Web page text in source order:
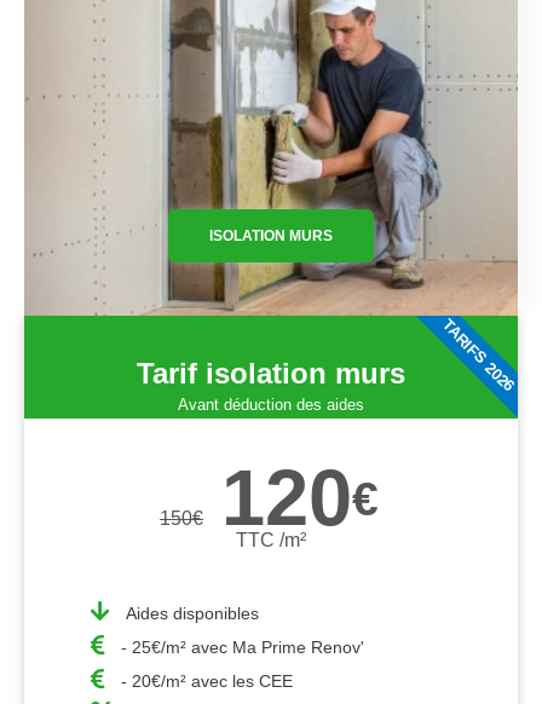
ISOLATION MURS
Tarif isolation murs
Avant déduction des aides
150€ 120€
TTC /m²
Aides disponibles
- 25€/m² avec Ma Prime Renov'
- 20€/m² avec les CEE
TARIFS 2026